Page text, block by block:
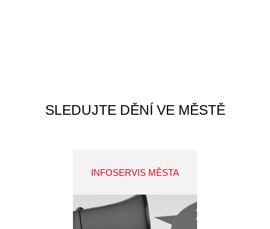
SLEDUJTE DĚNÍ VE MĚSTĚ
INFOSERVIS MĚSTA